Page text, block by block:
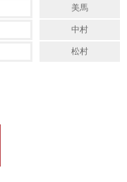
美馬
中村
松村